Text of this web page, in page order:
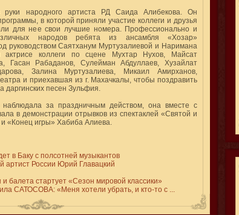
народного артиста РД Саида Алибекова. Он
в которой приняли участие коллеги и друзья
для нее свои лучшие номера. Профессионально и
народов ребята из ансамбля «Хозар»
руководством Саятханум Муртузалиевой и Наримана
коллеги по сцене Мухтар Нухов, Майсат
Гасан Рабаданов, Сулейман Абдуллаев, Хузайлат
Залина Муртузалиева, Микаил Амирханов,
и приехавшая из г. Махачкалы, чтобы поздравить
даргинских песен Зульфия.
наблюдала за праздничным действом, она вместе с
в демонстрации отрывков из спектаклей «Святой и
«Конец игры» Хабиба Алиева.
в Баку с полсотней музыкантов
артист России Юрий Главацкий
балета стартует «Сезон мировой классики»
САТОСОВА: «Меня хотели убрать, и кто-то с ...